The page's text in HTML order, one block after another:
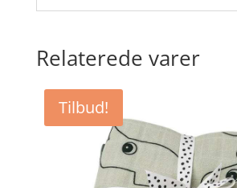
Relaterede varer
Tilbud!